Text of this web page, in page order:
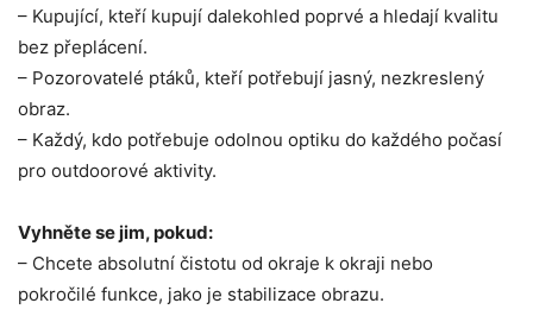
– Kupující, kteří kupují dalekohled poprvé a hledají kvalitu
bez přeplácení.
– Pozorovatelé ptáků, kteří potřebují jasný, nezkreslený
obraz.
– Každý, kdo potřebuje odolnou optiku do každého počasí
pro outdoorové aktivity.
Vyhněte se jim, pokud:
– Chcete absolutní čistotu od okraje k okraji nebo
pokročilé funkce, jako je stabilizace obrazu.